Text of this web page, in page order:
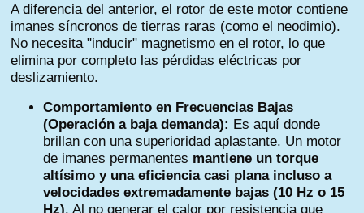
A diferencia del anterior, el rotor de este motor contiene
imanes síncronos de tierras raras (como el neodimio).
No necesita "inducir" magnetismo en el rotor, lo que
elimina por completo las pérdidas eléctricas por
deslizamiento.
Comportamiento en Frecuencias Bajas
(Operación a baja demanda): Es aquí donde
brillan con una superioridad aplastante. Un motor
de imanes permanentes mantiene un torque
altísimo y una eficiencia casi plana incluso a
velocidades extremadamente bajas (10 Hz o 15
Hz). Al no generar el calor por resistencia que